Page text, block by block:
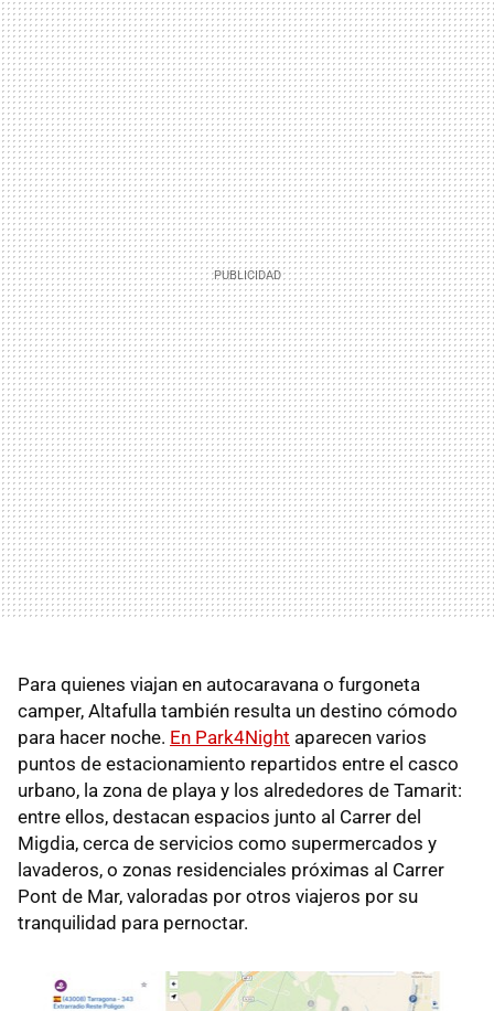
Para quienes viajan en autocaravana o furgoneta
camper, Altafulla también resulta un destino cómodo
para hacer noche. En Park4Night aparecen varios
puntos de estacionamiento repartidos entre el casco
urbano, la zona de playa y los alrededores de Tamarit:
entre ellos, destacan espacios junto al Carrer del
Migdia, cerca de servicios como supermercados y
lavaderos, o zonas residenciales próximas al Carrer
Pont de Mar, valoradas por otros viajeros por su
tranquilidad para pernoctar.